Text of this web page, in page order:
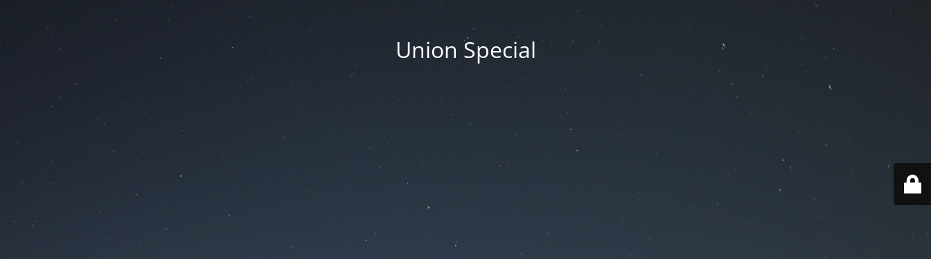
Union Special